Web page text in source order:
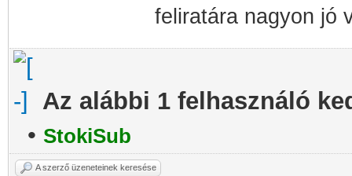
feliratára nagyon jó
Az alábbi 1 felhasználó
• StokiSub
A szerző üzeneteinek keresése